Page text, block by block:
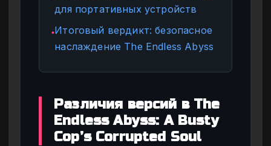
для портативных устройств
●Итоговый вердикт: безопасное
наслаждение The Endless Abyss
Различия версий в The
Endless Abyss: A Busty
Cop’s Corrupted Soul